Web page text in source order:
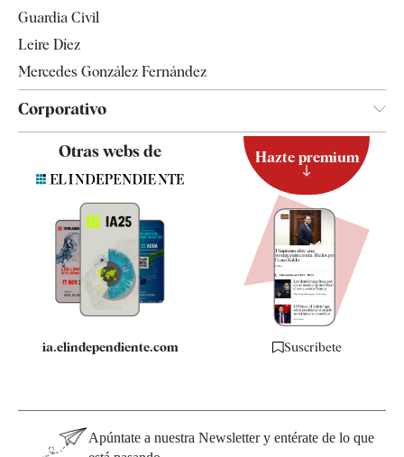
Guardia Civil
Leire Díez
Mercedes González Fernández
Corporativo
Contacto
Quiénes somos
Especificaciones
Otras webs de
ia.elindependiente.com
Hazte premium
Suscríbete
Apúntate a nuestra Newsletter y entérate de lo que